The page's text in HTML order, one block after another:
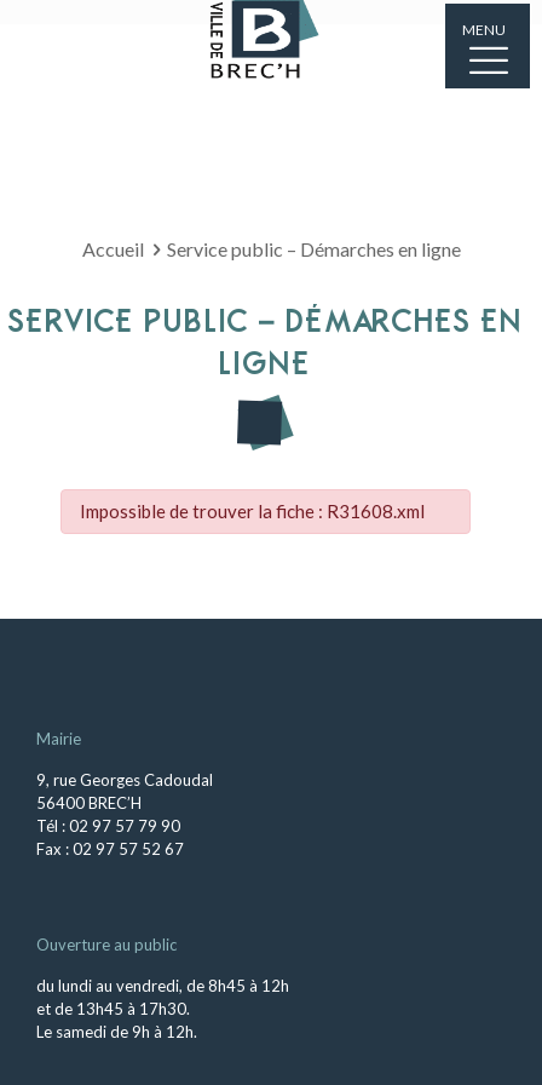
MENU
Accueil Service public – Démarches en ligne
SERVICE PUBLIC – DÉMARCHES EN
LIGNE
Impossible de trouver la fiche : R31608.xml
Mairie
9, rue Georges Cadoudal
56400 BREC’H
Tél : 02 97 57 79 90
Fax : 02 97 57 52 67
Ouverture au public
du lundi au vendredi, de 8h45 à 12h
et de 13h45 à 17h30.
Le samedi de 9h à 12h.